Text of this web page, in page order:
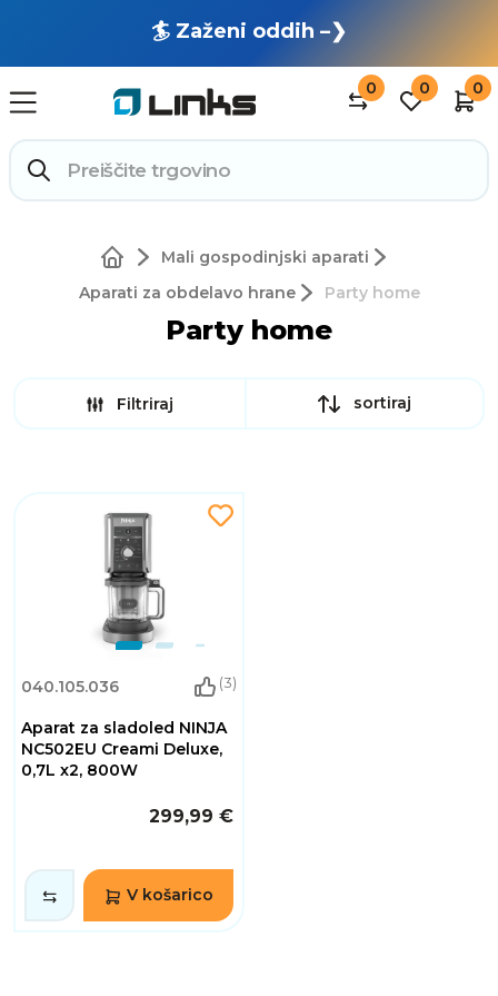
🏄 Zaženi oddih –❯
0 0 0
Mali gospodinjski aparati
Aparati za obdelavo hrane
Party home
Party home
Filtriraj sortiraj
040.105.036 (3)
Aparat za sladoled NINJA
NC502EU Creami Deluxe,
0,7L x2, 800W
299,99 €
V košarico